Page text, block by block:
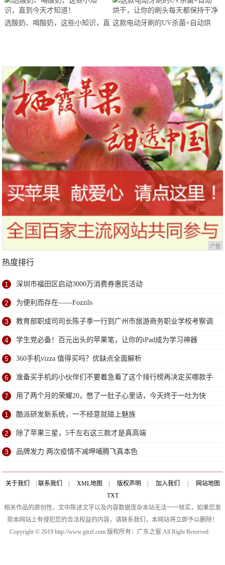
站欢乐开跑
选酸奶、喝酸奶，这些小知识，直 这款电动牙刷的UV杀菌+自动烘
广告
热度排行
1 深圳市福田区启动3000万消费券惠民活动
2 为便利而存在——Fozzils
3 教育部职成司司长陈子季一行到广州市旅游商务职业学校考察调
研
4 学生党必备！百元出头的苹果笔，让你的iPad成为学习神器
5 360手机vizza 值得买吗？优缺点全面解析
6 准备买手机的小伙伴们不要着急看了这个排行榜再决定买哪款手
机吧
7 用了两个月的荣耀20，憋了一肚子心里话，今天终于一吐为快
1 酷派研发新系统，一不经意就碰上魅族
2 除了苹果三星，5千左右这三款才是真高端
3 品牌发力 两次疫情不减呷哺腾飞真本色
关于我们 联系我们 XML地图 版权声明 加入我们
网站地图
TXT
相关作品的原创性、文中陈述文字以及内容数据庞杂本站无法一一核实，如果您发
现本网站上有侵犯您的合法权益的内容，请联系我们，本网站将立即予以删除！
Copyright © 2019 http://www.gtrzf.com 版权所有：广东之窗 All Right Reserved.